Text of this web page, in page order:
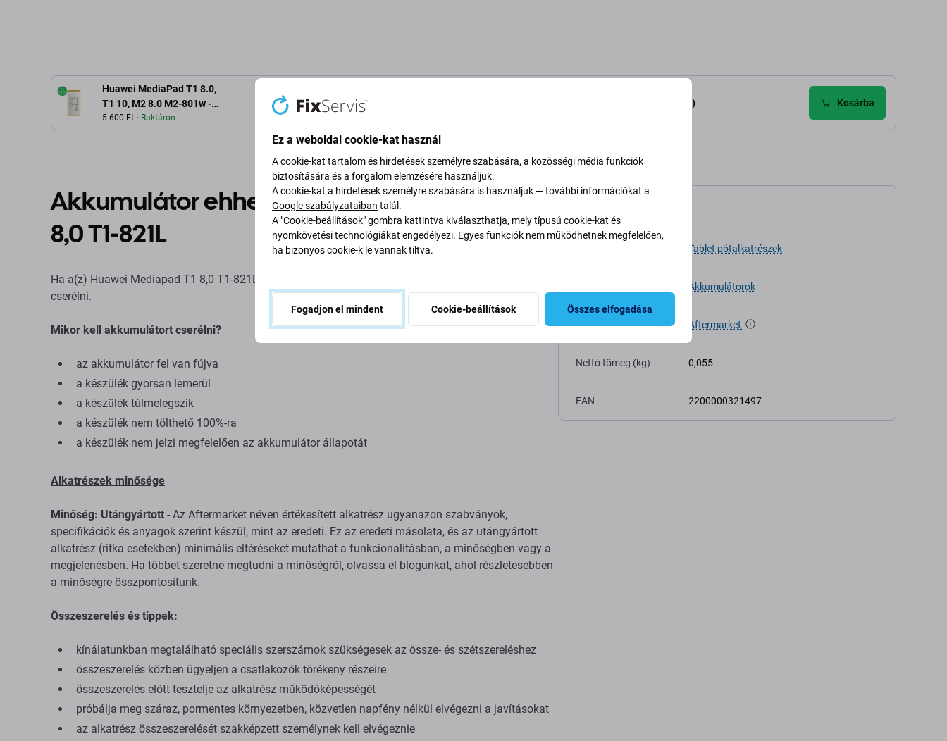
Huawei MediaPad T1 8.0,
T1 10, M2 8.0 M2-801w -
Akkumulátor
HB3080G1EBW,
5 600 Ft Raktáron
Leírás és specifikáció Vélemények (9) Kosárba
Akkumulátor ehhez: Huawei Mediapad T1
8,0 T1-821L
Ha a(z) Huawei Mediapad T1 8,0 T1-821L akkumulátora felfújt vagy elvesztette a kapacitását, ki kell
cserélni.
Mikor kell akkumulátort cserélni?
az akkumulátor fel van fújva
a készülék gyorsan lemerül
a készülék túlmelegszik
a készülék nem tölthető 100%-ra
a készülék nem jelzi megfelelően az akkumulátor állapotát
Alkatrészek minősége
Minőség: Utángyártott - Az Aftermarket néven értékesített alkatrész ugyanazon szabványok,
specifikációk és anyagok szerint készül, mint az eredeti. Ez az eredeti másolata, és az utángyártott
alkatrész (ritka esetekben) minimális eltéréseket mutathat a funkcionalitásban, a minőségben vagy a
megjelenésben. Ha többet szeretne megtudni a minőségről, olvassa el blogunkat, ahol részletesebben
a minőségre összpontosítunk.
Összeszerelés és tippek:
kínálatunkban megtalálható speciális szerszámok szükségesek az össze- és szétszereléshez
összeszerelés közben ügyeljen a csatlakozók törékeny részeire
összeszerelés előtt tesztelje az alkatrész működőképességét
próbálja meg száraz, pormentes környezetben, közvetlen napfény nélkül elvégezni a javításokat
az alkatrész összeszerelését szakképzett személynek kell elvégeznie
Specifikáció
Tablet pótalkatrészek
Akkumulátorok
Eredetiség Aftermarket
Nettó tömeg (kg) 0,055
EAN 2200000321497
Ez a weboldal cookie-kat használ
A cookie-kat tartalom és hirdetések személyre szabására, a közösségi média funkciók
biztosítására és a forgalom elemzésére használjuk.
A cookie-kat a hirdetések személyre szabására is használjuk — további információkat a
Google szabályzataiban talál.
A "Cookie-beállítások" gombra kattintva kiválaszthatja, mely típusú cookie-kat és
nyomkövetési technológiákat engedélyezi. Egyes funkciók nem működhetnek megfelelően,
ha bizonyos cookie-k le vannak tiltva.
Fogadjon el mindent Cookie-beállítások Összes elfogadása